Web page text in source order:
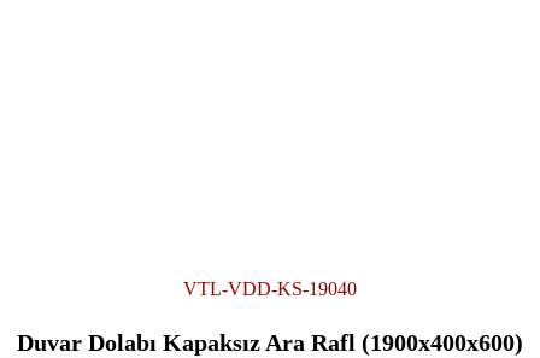
VTL-VDD-KS-19040
Duvar Dolabı Kapaksız Ara Rafl (1900x400x600)